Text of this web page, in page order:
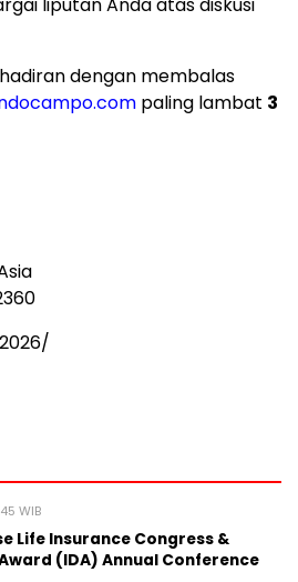
dengan membalas
paling lambat 3
/
WIB
Life Insurance Congress &
(IDA) Annual Conference